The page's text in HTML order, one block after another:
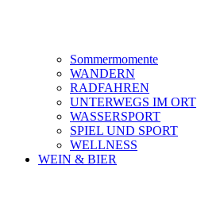
Sommermomente
WANDERN
RADFAHREN
UNTERWEGS IM ORT
WASSERSPORT
SPIEL UND SPORT
WELLNESS
WEIN & BIER